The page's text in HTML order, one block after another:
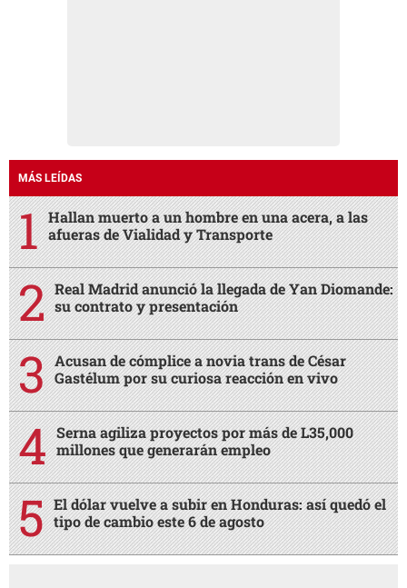
MÁS LEÍDAS
Hallan muerto a un hombre en una acera, a las
afueras de Vialidad y Transporte
Real Madrid anunció la llegada de Yan Diomande:
su contrato y presentación
Acusan de cómplice a novia trans de César
Gastélum por su curiosa reacción en vivo
Serna agiliza proyectos por más de L35,000
millones que generarán empleo
El dólar vuelve a subir en Honduras: así quedó el
tipo de cambio este 6 de agosto